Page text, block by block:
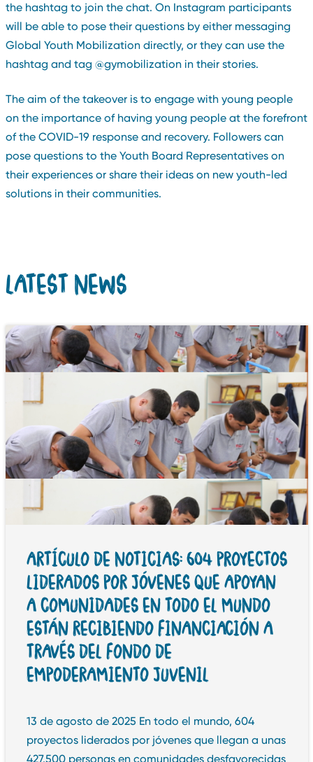
the hashtag to join the chat. On Instagram participants
will be able to pose their questions by either messaging
Global Youth Mobilization directly, or they can use the
hashtag and tag @gymobilization in their stories.
The aim of the takeover is to engage with young people
on the importance of having young people at the forefront
of the COVID-19 response and recovery. Followers can
pose questions to the Youth Board Representatives on
their experiences or share their ideas on new youth-led
solutions in their communities.
LATEST NEWS
ARTÍCULO DE NOTICIAS: 604 PROYECTOS
LIDERADOS POR JÓVENES QUE APOYAN
A COMUNIDADES EN TODO EL MUNDO
ESTÁN RECIBIENDO FINANCIACIÓN A
TRAVÉS DEL FONDO DE
EMPODERAMIENTO JUVENIL
13 de agosto de 2025 En todo el mundo, 604
proyectos liderados por jóvenes que llegan a unas
427.500 personas en comunidades desfavorecidas